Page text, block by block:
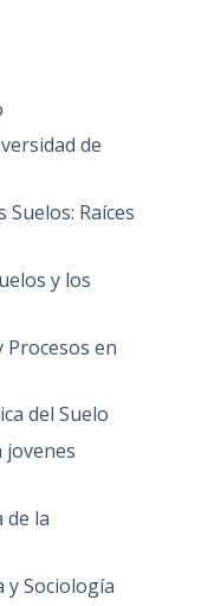
de
Raíces
y los
en
del Suelo
jovenes
de la
y Sociología